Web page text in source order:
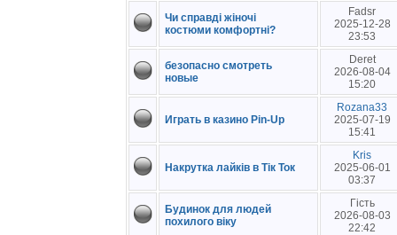
Чи справді жіночі
костюми комфортні?
Fadsr
2025-12-28
23:53
безопасно смотреть
новые
Deret
2026-08-04
15:20
Играть в казино Pin-Up
Rozana33
2025-07-19
15:41
Накрутка лайків в Тік Ток
Kris
2025-06-01
03:37
Будинок для людей
похилого віку
Гість
2026-08-03
22:42